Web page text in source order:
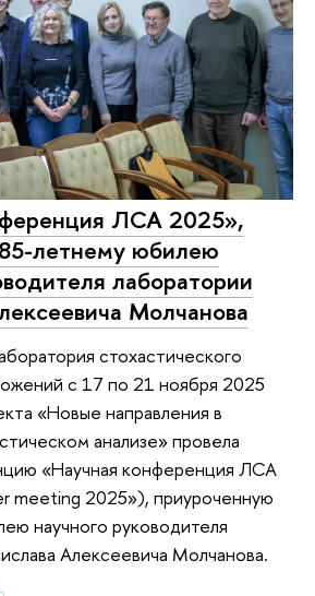
ЛСА 2025»,
летнему юбилею
лаборатории
Молчанова
стохастического
с 17 по 21 ноября 2025
«Новые направления в
анализе» провела
«Научная конференция ЛСА
meeting 2025»), приуроченную
научного руководителя
Алексеевича Молчанова.